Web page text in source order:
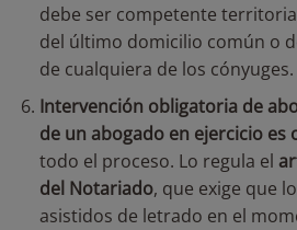
debe ser competente
del último domicilio común o
de cualquiera de los cónyuges.
Intervención obligatoria de
de un abogado en ejercicio es
todo el proceso. Lo regula el
del Notariado, que exige que
asistidos de letrado en el